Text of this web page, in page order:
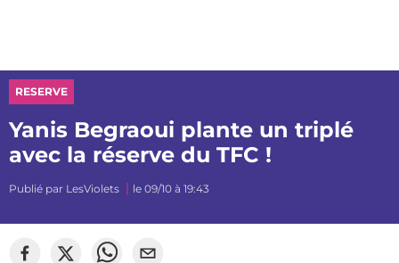
RESERVE
Yanis Begraoui plante un triplé
avec la réserve du TFC !
Publié par LesViolets le 09/10 à 19:43